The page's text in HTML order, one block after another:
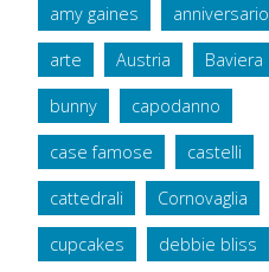
amy gaines anniversario
arte Austria Baviera
bunny capodanno
case famose castelli
cattedrali Cornovaglia
cupcakes debbie bliss